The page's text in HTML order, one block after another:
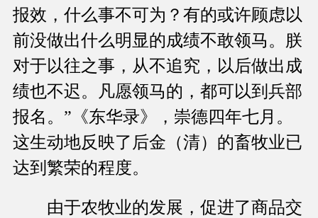
报效，什么事不可为？有的或许顾虑以
前没做出什么明显的成绩不敢领马。朕
对于以往之事，从不追究，以后做出成
绩也不迟。凡愿领马的，都可以到兵部
报名。”《东华录》，崇德四年七月。
这生动地反映了后金（清）的畜牧业已
达到繁荣的程度。
由于农牧业的发展，促进了商品交